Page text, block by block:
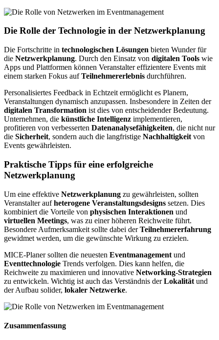
Die Rolle der Technologie in der Netzwerkplanung
Die Fortschritte in technologischen Lösungen bieten Wunder für
die Netzwerkplanung. Durch den Einsatz von digitalen Tools wie
Apps und Plattformen können Veranstalter effizientere Events mit
einem starken Fokus aufTeilnehmererlebnis durchführen.
Personalisiertes Feedback in Echtzeit ermöglicht es Planern,
Veranstaltungen dynamisch anzupassen. Insbesondere in Zeiten der
digitalen Transformation ist dies von entscheidender Bedeutung.
Unternehmen, die künstliche Intelligenz implementieren,
profitieren von verbesserten Datenanalysefähigkeiten, die nicht nur
die Sicherheit, sondern auch die langfristige Nachhaltigkeit von
Events gewährleisten.
Praktische Tipps für eine erfolgreiche
Netzwerkplanung
Um eine effektive Netzwerkplanung zu gewährleisten, sollten
Veranstalter aufheterogene Veranstaltungsdesigns setzen. Dies
kombiniert die Vorteile von physischen Interaktionen und
virtuellen Meetings, was zu einer höheren Reichweite führt.
Besondere Aufmerksamkeit sollte dabei derTeilnehmererfahrung
gewidmet werden, um die gewünschte Wirkung zu erzielen.
MICE-Planer sollten die neuesten Eventmanagement und
Eventtechnologie Trends verfolgen. Dies kann helfen, die
Reichweite zu maximieren und innovative Networking-Strategien
zu entwickeln. Wichtig ist auch das Verständnis derLokalität und
der Aufbau solider, lokaler Netzwerke.
Zusammenfassung